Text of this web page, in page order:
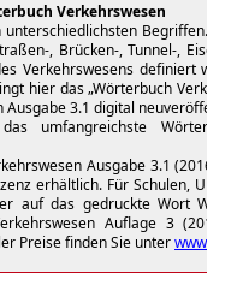
Verkehrswesen
Begriffen.
, Brücken-, Tunnel-,
Verkehrswesens definiert
hier das „Wörterbuch
3.1 digital
umfangreichste
Ausgabe 3.1 (2016)
erhältlich. Für Schulen,
auf das gedruckte Wort
Auflage 3
Preise finden Sie unter